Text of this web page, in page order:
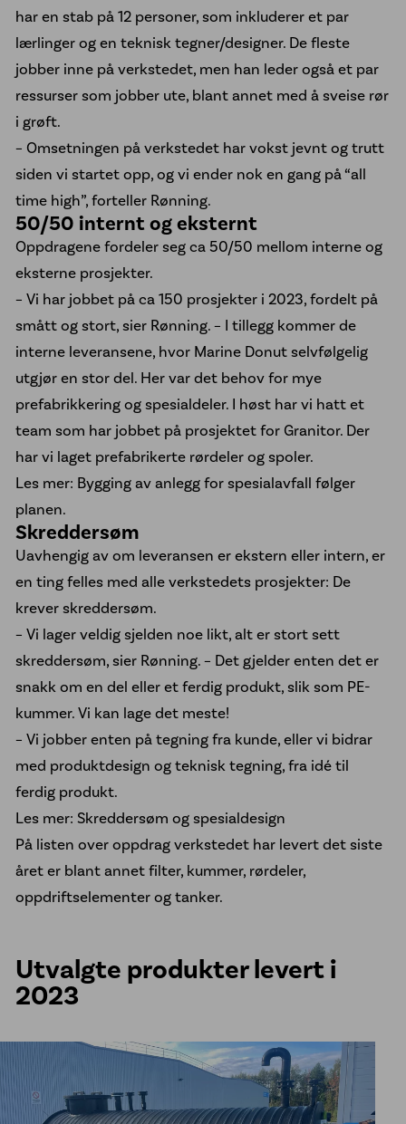
har en stab på 12 personer, som inkluderer et par
lærlinger og en teknisk tegner/designer. De fleste
jobber inne på verkstedet, men han leder også et par
ressurser som jobber ute, blant annet med å sveise rør
i grøft.
– Omsetningen på verkstedet har vokst jevnt og trutt
siden vi startet opp, og vi ender nok en gang på “all
time high”, forteller Rønning.
50/50 internt og eksternt
Oppdragene fordeler seg ca 50/50 mellom interne og
eksterne prosjekter.
– Vi har jobbet på ca 150 prosjekter i 2023, fordelt på
smått og stort, sier Rønning. – I tillegg kommer de
interne leveransene, hvor Marine Donut selvfølgelig
utgjør en stor del. Her var det behov for mye
prefabrikkering og spesialdeler. I høst har vi hatt et
team som har jobbet på prosjektet for Granitor. Der
har vi laget prefabrikerte rørdeler og spoler.
Les mer: Bygging av anlegg for spesialavfall følger
planen.
Skreddersøm
Uavhengig av om leveransen er ekstern eller intern, er
en ting felles med alle verkstedets prosjekter: De
krever skreddersøm.
– Vi lager veldig sjelden noe likt, alt er stort sett
skreddersøm, sier Rønning. – Det gjelder enten det er
snakk om en del eller et ferdig produkt, slik som PE-
kummer. Vi kan lage det meste!
– Vi jobber enten på tegning fra kunde, eller vi bidrar
med produktdesign og teknisk tegning, fra idé til
ferdig produkt.
Les mer: Skreddersøm og spesialdesign
På listen over oppdrag verkstedet har levert det siste
året er blant annet filter, kummer, rørdeler,
oppdriftselementer og tanker.
Utvalgte produkter levert i
2023